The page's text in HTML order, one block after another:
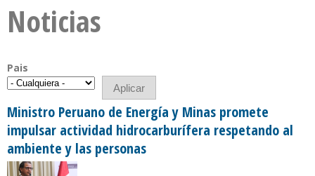
Noticias
Pais
Ministro Peruano de Energía y Minas promete
impulsar actividad hidrocarburífera respetando al
ambiente y las personas